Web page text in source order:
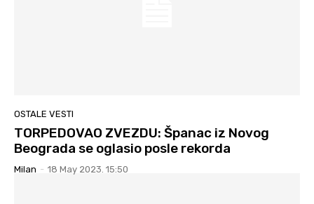
OSTALE VESTI
TORPEDOVAO ZVEZDU: Španac iz Novog
Beograda se oglasio posle rekorda
Milan - 18 May 2023. 15:50